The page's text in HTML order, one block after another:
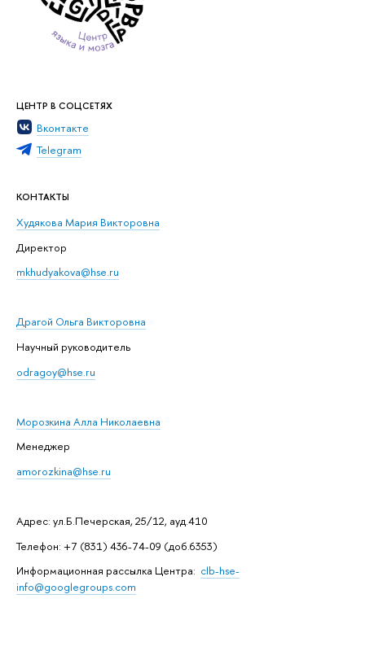
ЦЕНТР В СОЦСЕТЯХ
Вконтакте
Telegram
КОНТАКТЫ
Худякова Мария Викторовна
Директор
mkhudyakova@hse.ru
Драгой Ольга Викторовна
Научный руководитель
odragoy@hse.ru
Морозкина Алла Николаевна
Менеджер
amorozkina@hse.ru
Адрес: ул.Б.Печерская, 25/12, ауд.410
Телефон: +7 (831) 436-74-09 (доб.6353)
Информационная рассылка Центра: clb-hse-
info@googlegroups.com